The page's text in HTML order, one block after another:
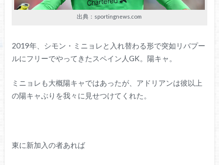
出典：sportingnews.com
2019年、シモン・ミニョレと入れ替わる形で突如リバプー
ルにフリーでやってきたスペイン人GK。陽キャ。
ミニョレも大概陽キャではあったが、アドリアンは彼以上
の陽キャぶりを我々に見せつけてくれた。
東に新加入の者あれば